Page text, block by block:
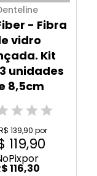
- Fibra
vidro
Kit
unidades
8,5cm
139,90 por
119,90
Pixpor
116,30